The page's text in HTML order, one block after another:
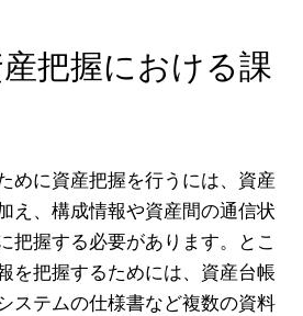
把握における課
めに資産把握を行うには、資産
え、構成情報や資産間の通信状
把握する必要があります。とこ
を把握するためには、資産台帳
ステムの仕様書など複数の資料